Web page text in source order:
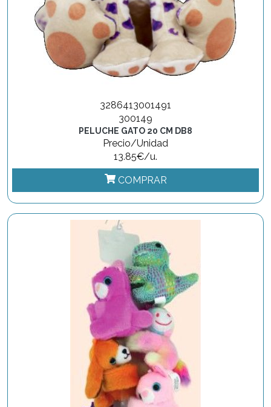
3286413001491
300149
PELUCHE GATO 20 CM DB8
Precio/Unidad
13.85€/u.
COMPRAR